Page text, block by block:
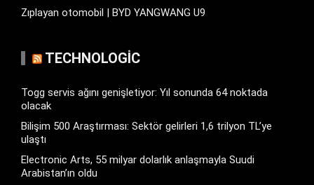
Zıplayan otomobil | BYD YANGWANG U9
TECHNOLOGIC
Togg servis ağını genişletiyor: Yıl sonunda 64 noktada
olacak
Bilişim 500 Araştırması: Sektör gelirleri 1,6 trilyon TL’ye
ulaştı
Electronic Arts, 55 milyar dolarlık anlaşmayla Suudi
Arabistan’ın oldu